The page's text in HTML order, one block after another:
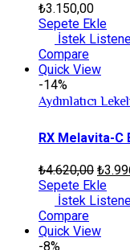
₺3.150,00
Sepete Ekle
İstek
Compare
Quick View
-14%
Aydınlatıcı
RX Melavita-C
₺4.620,00 ₺
Sepete Ekle
İstek
Compare
Quick View
-8%